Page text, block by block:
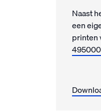
Naast
een
printen